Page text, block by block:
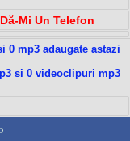
Mi Un Telefon
0 mp3 adaugate astazi
si 0 videoclipuri mp3